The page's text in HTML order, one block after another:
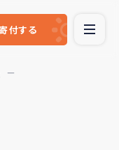
付する